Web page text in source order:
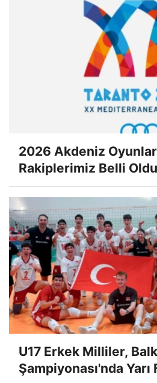
2026 Akdeniz
Rakiplerimiz Belli Oldu
U17 Erkek Milliler,
Şampiyonası'nda Yarı